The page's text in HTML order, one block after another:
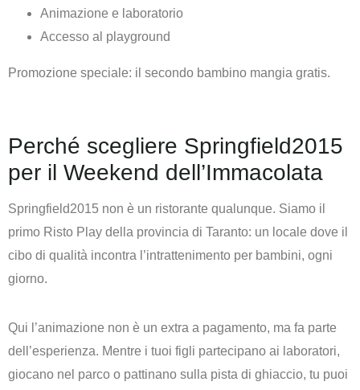
Animazione e laboratorio
Accesso al playground
Promozione speciale: il secondo bambino mangia gratis.
Perché scegliere Springfield2015
per il Weekend dell’Immacolata
Springfield2015 non è un ristorante qualunque. Siamo il
primo Risto Play della provincia di Taranto: un locale dove il
cibo di qualità incontra l’intrattenimento per bambini, ogni
giorno.
Qui l’animazione non è un extra a pagamento, ma fa parte
dell’esperienza. Mentre i tuoi figli partecipano ai laboratori,
giocano nel parco o pattinano sulla pista di ghiaccio, tu puoi